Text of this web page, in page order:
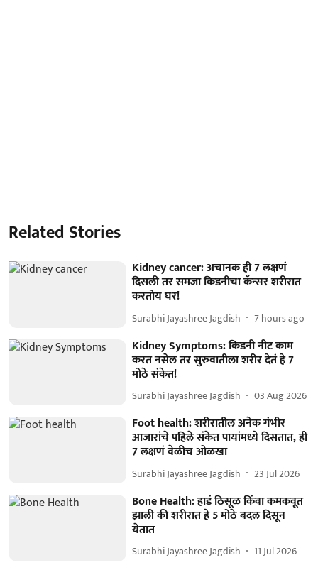
Related Stories
Kidney cancer: अचानक ही 7 लक्षणं
दिसली तर समजा किडनीचा कॅन्सर शरीरात
करतोय घर!
Surabhi Jayashree Jagdish 7 hours ago
Kidney Symptoms: किडनी नीट काम
करत नसेल तर सुरुवातीला शरीर देतं हे 7
मोठे संकेत!
Surabhi Jayashree Jagdish 03 Aug 2026
Foot health: शरीरातील अनेक गंभीर
आजारांचे पहिले संकेत पायांमध्ये दिसतात, ही
7 लक्षणं वेळीच ओळखा
Surabhi Jayashree Jagdish 23 Jul 2026
Bone Health: हाडं ठिसूळ किंवा कमकवूत
झाली की शरीरात हे 5 मोठे बदल दिसून
येतात
Surabhi Jayashree Jagdish 11 Jul 2026